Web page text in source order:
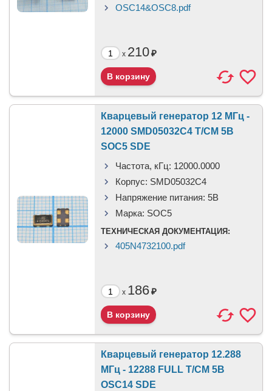
OSC14&OSC8.pdf
x 210₽
Кварцевый генератор 12 МГц -
12000 SMD05032C4 T/CM 5В
SOC5 SDE
Частота, кГц: 12000.0000
Корпус: SMD05032C4
Напряжение питания: 5В
Марка: SOC5
ТЕХНИЧЕСКАЯ ДОКУМЕНТАЦИЯ:
405N4732100.pdf
x 186₽
Кварцевый генератор 12.288
МГц - 12288 FULL T/CM 5В
OSC14 SDE